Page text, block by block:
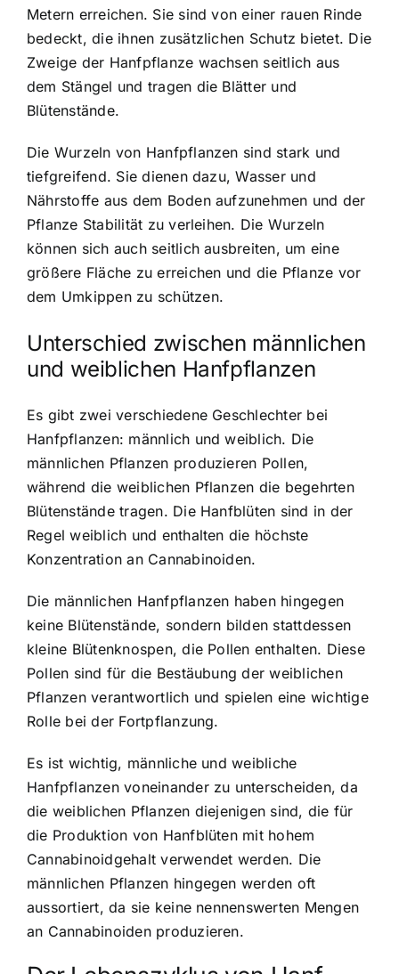
Metern erreichen. Sie sind von einer rauen Rinde
bedeckt, die ihnen zusätzlichen Schutz bietet. Die
Zweige der Hanfpflanze wachsen seitlich aus
dem Stängel und tragen die Blätter und
Blütenstände.
Die Wurzeln von Hanfpflanzen sind stark und
tiefgreifend. Sie dienen dazu, Wasser und
Nährstoffe aus dem Boden aufzunehmen und der
Pflanze Stabilität zu verleihen. Die Wurzeln
können sich auch seitlich ausbreiten, um eine
größere Fläche zu erreichen und die Pflanze vor
dem Umkippen zu schützen.
Unterschied zwischen männlichen
und weiblichen Hanfpflanzen
Es gibt zwei verschiedene Geschlechter bei
Hanfpflanzen: männlich und weiblich. Die
männlichen Pflanzen produzieren Pollen,
während die weiblichen Pflanzen die begehrten
Blütenstände tragen. Die Hanfblüten sind in der
Regel weiblich und enthalten die höchste
Konzentration an Cannabinoiden.
Die männlichen Hanfpflanzen haben hingegen
keine Blütenstände, sondern bilden stattdessen
kleine Blütenknospen, die Pollen enthalten. Diese
Pollen sind für die Bestäubung der weiblichen
Pflanzen verantwortlich und spielen eine wichtige
Rolle bei der Fortpflanzung.
Es ist wichtig, männliche und weibliche
Hanfpflanzen voneinander zu unterscheiden, da
die weiblichen Pflanzen diejenigen sind, die für
die Produktion von Hanfblüten mit hohem
Cannabinoidgehalt verwendet werden. Die
männlichen Pflanzen hingegen werden oft
aussortiert, da sie keine nennenswerten Mengen
an Cannabinoiden produzieren.